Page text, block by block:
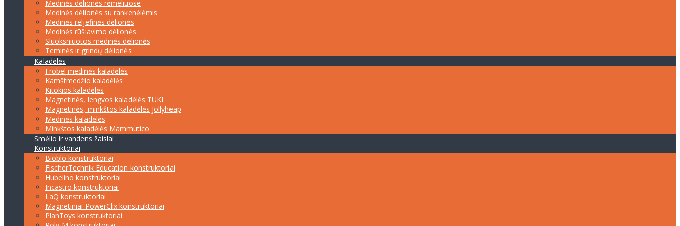
Medinės dėlionės rėmeliuose
Medinės dėlionės su rankenėlėmis
Medinės reljefinės dėlionės
Medinės rūšiavimo dėlionės
Sluoksniuotos medinės dėlionės
Teminės ir grindų dėlionės
Kaladėlės
Frobel medinės kaladėlės
Kamštmedžio kaladėlės
Kitokios kaladėlės
Magnetinės, lengvos kaladėlės TUKI
Magnetinės, minkštos kaladėlės Jollyheap
Medinės kaladėlės
Minkštos kaladėlės Mammutico
Smėlio ir vandens žaislai
Konstruktoriai
Bioblo konstruktoriai
FischerTechnik Education konstruktoriai
Hubelino konstruktoriai
Incastro konstruktoriai
LaQ konstruktoriai
Magnetiniai PowerClix konstruktoriai
PlanToys konstruktoriai